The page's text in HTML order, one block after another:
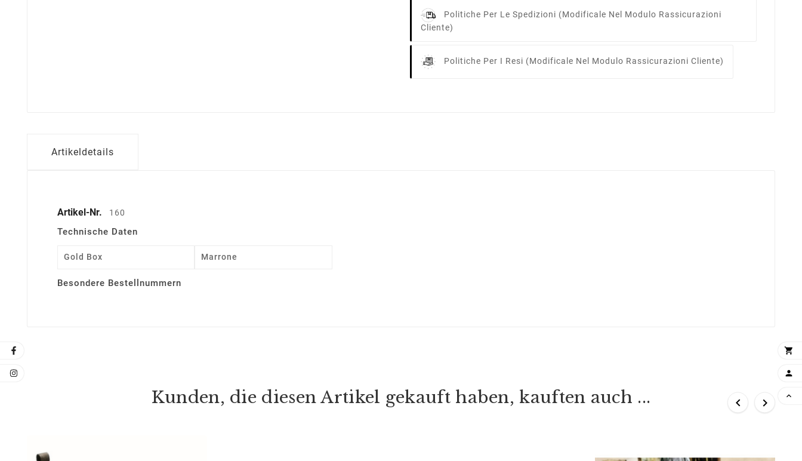
Politiche Per Le Spedizioni (modificale Nel Modulo Rassicurazioni
Cliente)
Politiche Per I Resi (modificale Nel Modulo Rassicurazioni Cliente)
Artikeldetails
Artikel-Nr. 160
Technische Daten
Gold Box Marrone
Besondere Bestellnummern
Kunden, die diesen Artikel gekauft haben, kauften auch ...  


